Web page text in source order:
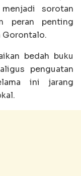
sorotan
peran penting
Gorontalo.
bedah buku
penguatan
ini jarang